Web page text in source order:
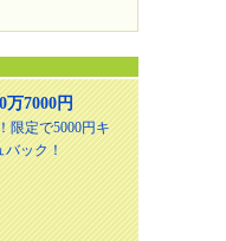
万7000円
限定で5000円キ
バック！